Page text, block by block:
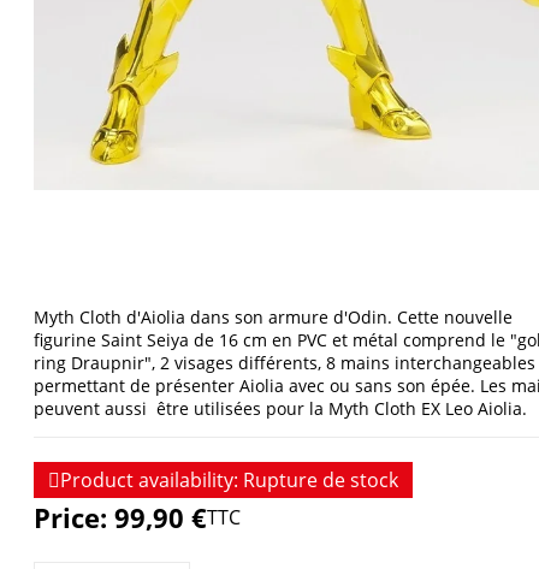
Myth Cloth d'Aiolia dans son armure d'Odin. Cette nouvelle
figurine Saint Seiya de 16 cm en PVC et métal comprend le
ring Draupnir", 2 visages différents, 8 mains interchangeables
permettant de présenter Aiolia avec ou sans son épée. Les
peuvent aussi être utilisées pour la Myth Cloth EX Leo Aiolia.
Price: 99,90 €TTC
Product availability: Rupture de stock